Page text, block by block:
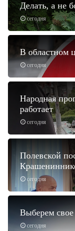
сегодня
Делать, а не
сегодня
В областном
сегодня
Народная
работает
сегодня
Полевской
сегодня
Выберем свое